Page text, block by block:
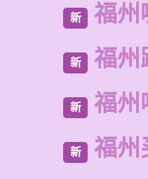
新 福州
新 福州
新 福州
新 福州